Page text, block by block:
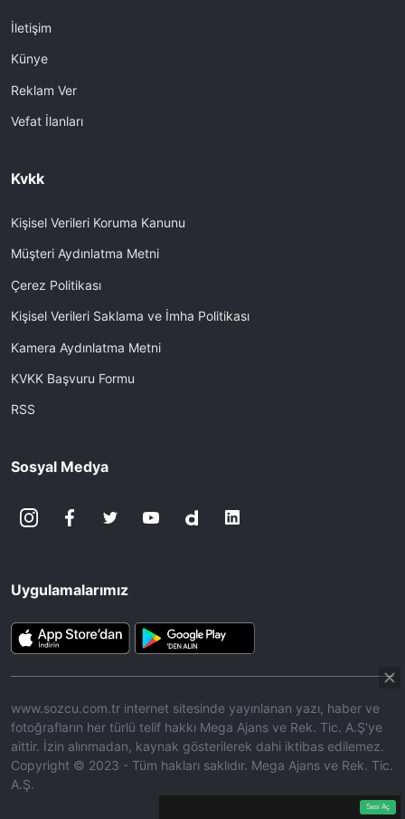
Aç
7.91%
Sesi Aç
İletişim
Künye
Reklam Ver
Vefat İlanları
Kvkk
Kişisel Verileri Koruma Kanunu
Müşteri Aydınlatma Metni
Çerez Politikası
Kişisel Verileri Saklama ve İmha Politikası
Kamera Aydınlatma Metni
KVKK Başvuru Formu
RSS
Sosyal Medya
Uygulamalarımız
www.sozcu.com.tr internet sitesinde yayınlanan yazı, haber ve
fotoğrafların her türlü telif hakkı Mega Ajans ve Rek. Tic. A.Ş'ye
aittir. İzin alınmadan, kaynak gösterilerek dahi iktibas edilemez.
Copyright © 2023 - Tüm hakları saklıdır. Mega Ajans ve Rek. Tic.
A.Ş.